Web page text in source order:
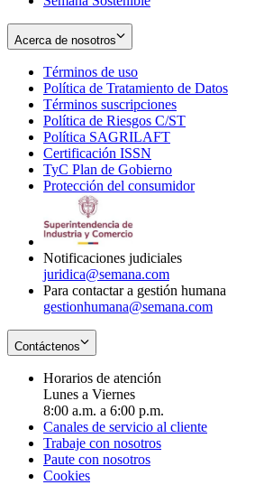
Acerca de nosotros
Términos de uso
in
new
window
Política de Tratamiento de Datos
Términos suscripciones
in
Política de Riesgos C/ST
Política SAGRILAFT
new
window
Certificación ISSN
in
new
TyC Plan de Gobierno
in
Protección del consumidorOpens
Notificaciones judiciales
juridica@semana.com
Para contactar a gestión humana
gestionhumana@semana.com
Contáctenos
Horarios de atención
Lunes a Viernes
8:00 a.m. a 6:00 p.m.
Canales de servicio al cliente
Trabaje con nosotros
Paute con nosotros
Cookies